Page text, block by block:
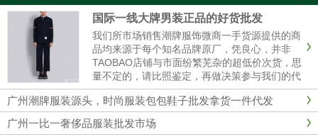
国际一线大牌男装正品的好货批发
我们所市场销售潮牌服饰微商一手货源提供的商
品均来源于每个知名品牌原厂，凭良心，并非
TAOBAO店铺与市面纷繁芜杂的超低价次货，思
量不定的，请比照鉴定，再做决策参与我们的代
理商。 我们的服装不管做工、用材，原产地都是
和淘宝店铺的衣服彻底不同的，所以本质没有对
比性，也完全没必要性比较......
广州潮牌服装源头，时尚服装包包鞋子批发拿货一件代发
广州一比一奢侈品服装批发市场